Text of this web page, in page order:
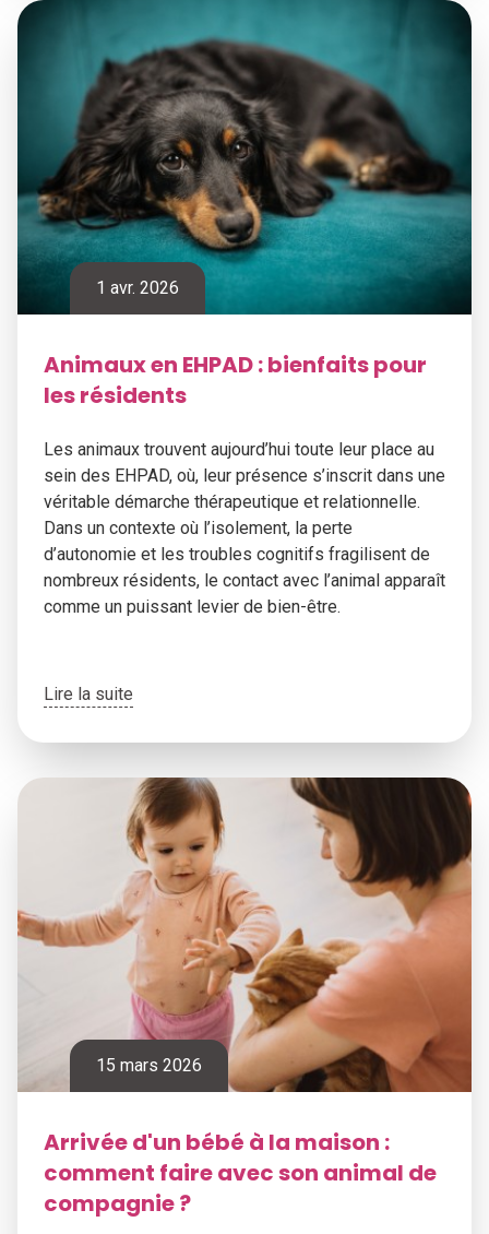
1 avr. 2026
Animaux en EHPAD : bienfaits pour
les résidents
Les animaux trouvent aujourd’hui toute leur place au
sein des EHPAD, où, leur présence s’inscrit dans une
véritable démarche thérapeutique et relationnelle.
Dans un contexte où l’isolement, la perte
d’autonomie et les troubles cognitifs fragilisent de
nombreux résidents, le contact avec l’animal apparaît
comme un puissant levier de bien-être.
Lire la suite
15 mars 2026
Arrivée d'un bébé à la maison :
comment faire avec son animal de
compagnie ?